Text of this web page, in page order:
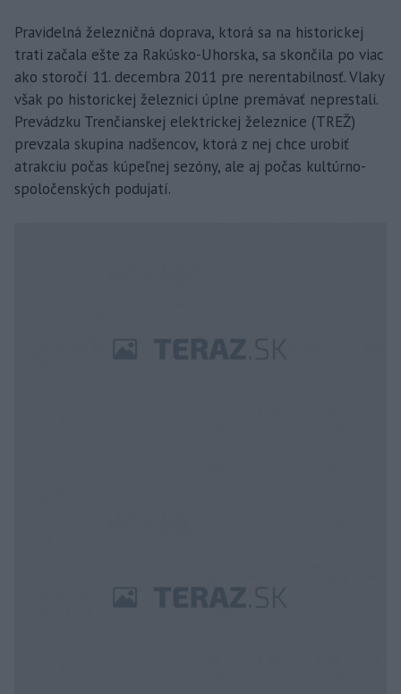
Pravidelná železničná doprava, ktorá sa na historickej
trati začala ešte za Rakúsko-Uhorska, sa skončila po viac
ako storočí 11. decembra 2011 pre nerentabilnosť. Vlaky
však po historickej železnici úplne premávať neprestali.
Prevádzku Trenčianskej elektrickej železnice (TREŽ)
prevzala skupina nadšencov, ktorá z nej chce urobiť
atrakciu počas kúpeľnej sezóny, ale aj počas kultúrno-
spoločenských podujatí.